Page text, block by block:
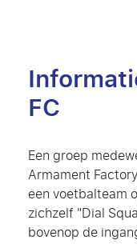
FC
Een groep
Armament
een voetbalteam
zichzelf "Dial
bovenop de